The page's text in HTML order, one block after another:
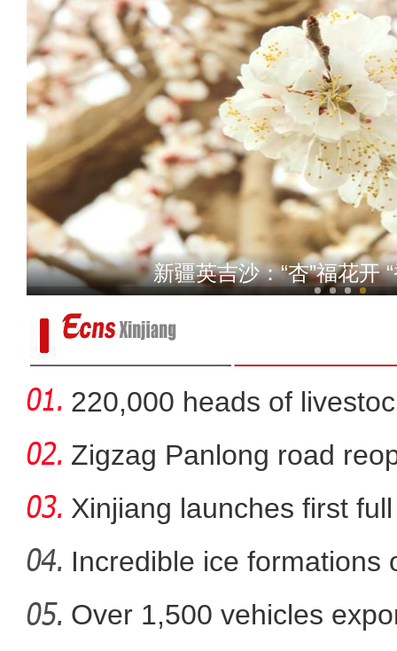
若羌：大棚香菜抢
新疆英吉沙：“杏”福花开
220,000 heads of
betwee
Zigzag Panlong road
Xinjiang launches first
Incredible ice formations
Over 1,500 vehicles